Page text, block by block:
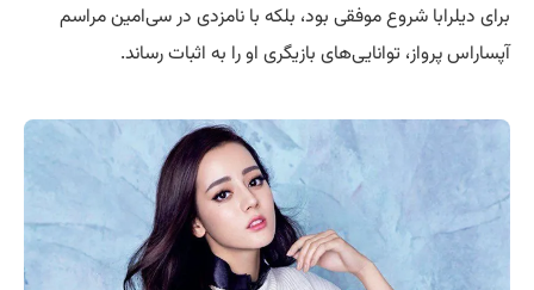
برای دیلرابا شروع موفقی بود، بلکه با نامزدی در سی‌امین مراسم
آپساراس پرواز، توانایی‌های بازیگری او را به اثبات رساند.